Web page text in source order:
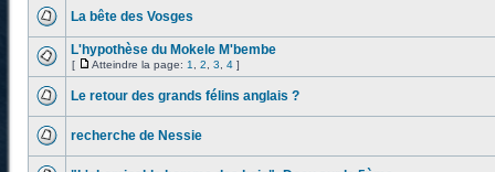
La bête des Vosges
L'hypothèse du Mokele M'bembe
[ Atteindre la page: 1 2 3 4 ]
Le retour des grands félins anglais ?
recherche de Nessie